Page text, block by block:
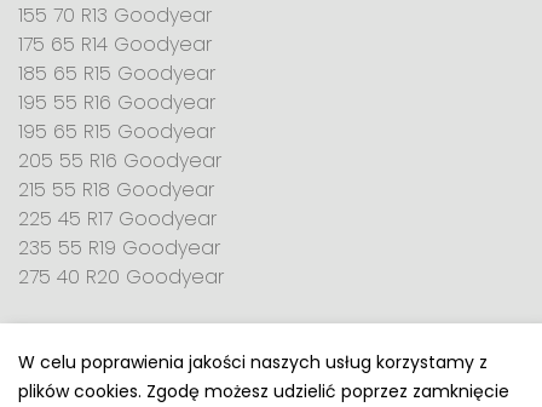
155 70 R13 Goodyear
175 65 R14 Goodyear
185 65 R15 Goodyear
195 55 R16 Goodyear
195 65 R15 Goodyear
205 55 R16 Goodyear
215 55 R18 Goodyear
225 45 R17 Goodyear
235 55 R19 Goodyear
275 40 R20 Goodyear
W celu poprawienia jakości naszych usług korzystamy z
plików cookies. Zgodę możesz udzielić poprzez zamknięcie